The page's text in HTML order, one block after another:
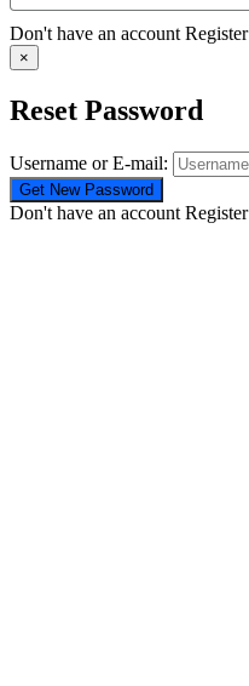
Don't have an account Register
×
Reset Password
Username or E-mail:
Don't have an account Register